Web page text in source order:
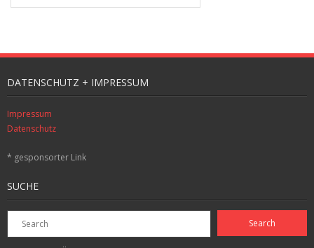
DATENSCHUTZ + IMPRESSUM
Impressum
Datenschutz
* gesponsorter Link
SUCHE